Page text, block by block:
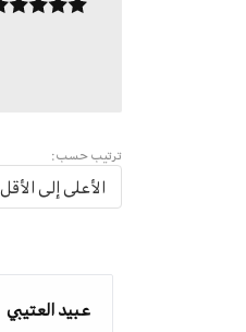
ترتيب حسب:
الأعلى إلى الأقل
عبيد العتيبي